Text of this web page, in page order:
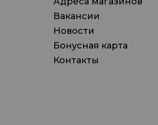
Вакансии
Новости
Бонусная карта
Контакты